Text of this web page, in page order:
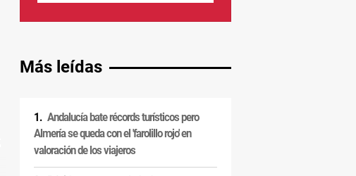
Más leídas
Andalucía bate récords turísticos pero
Almería se queda con el 'farolillo rojo' en
valoración de los viajeros